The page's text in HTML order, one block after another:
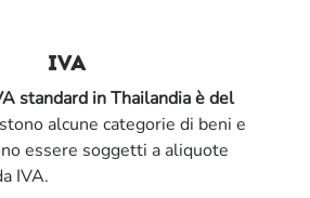
IVA
standard in Thailandia è del
alcune categorie di beni e
essere soggetti a aliquote
IVA.